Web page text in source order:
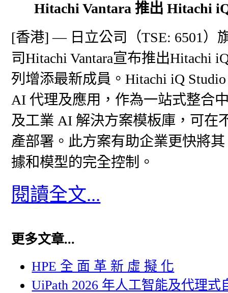
Hitachi Vantara 推出
[香港] — 日立公司（TSE: 6501）
司Hitachi Vantara宣布推出Hitachi
列增添最新成員。Hitachi iQ
AI 代理及應用，作為一站式整合
及工業 AI 解決方案模板庫，可在
產部署。此方案有助企業更快將
據和模型的完全控制。
閱讀全文...
更多文章...
HPE 全 面 革 新 虛 擬 化
UiPath 2026 年人工智能及代理式